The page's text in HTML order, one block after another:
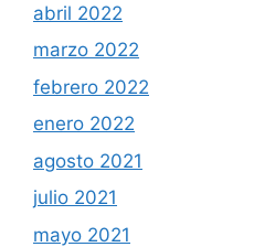
abril 2022
marzo 2022
febrero 2022
enero 2022
agosto 2021
julio 2021
mayo 2021